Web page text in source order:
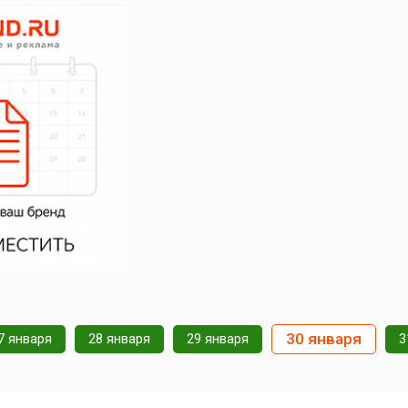
января 28 января 29 января 30 января